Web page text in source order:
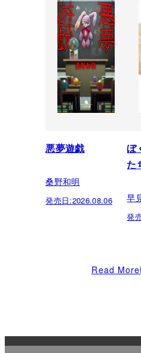
悪夢遊戯
桑野和明
発売日:2026.08.06
ぼ
た
早
発
Read More